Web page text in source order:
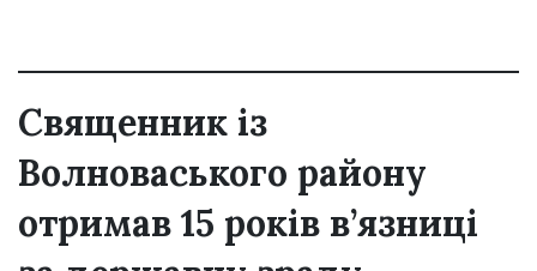
Священник із
Волноваського району
отримав 15 років в’язниці